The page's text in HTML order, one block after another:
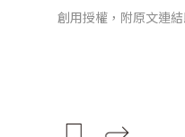
創用授權，附原文連